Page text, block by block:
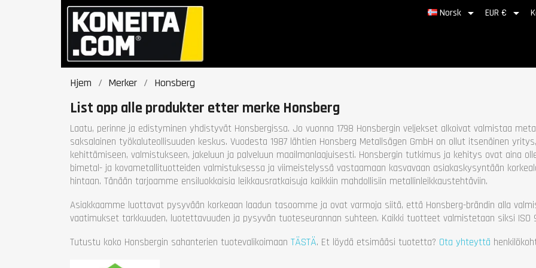
Norsk  EUR € 
Hjem Merker Honsberg
List opp alle produkter etter merke Honsberg
Laatu, perinne ja edistyminen yhdistyvät Honsbergissa. Jo vuonna 1798 Honsbergin veljekset alkoivat valmistaa
saksalainen työkaluteollisuuden keskus. Vuodesta 1987 lähtien Honsberg Metallsägen GmbH on ollut itsenäinen
kehittämiseen, valmistukseen, jakeluun ja palveluun maailmanlaajuisesti. Honsbergin tutkimus ja kehitys ovat aina
bimetal- ja kovametallituotteiden valmistuksessa ja viimeistelyssä vastaamaan kasvavaan asiakaskysyntään
hintaan. Tänään tarjoamme ensiluokkaisia leikkausratkaisuja kaikkiin mahdollisiin metallinleikkaustehtäviin.
Asiakkaamme luottavat pysyvään korkeaan laadun tasoomme ja ovat varmoja siitä, että Honsberg-brändin alla
vaatimukset tarkkuuden, luotettavuuden ja pysyvän tuoteseurannan suhteen. Kaikki tuotteet valmistetaan siksi ISO
Tutustu koko Honsbergin sahanterien tuotevalikoimaan TÄSTÄ. Et löydä etsimääsi tuotetta? Ota yhteyttä